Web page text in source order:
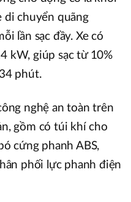
di chuyển quãng
lần sạc đầy. Xe có
kW, giúp sạc từ 10%
phút.
nghệ an toàn trên
gồm có túi khí cho
cứng phanh ABS,
phối lực phanh điện